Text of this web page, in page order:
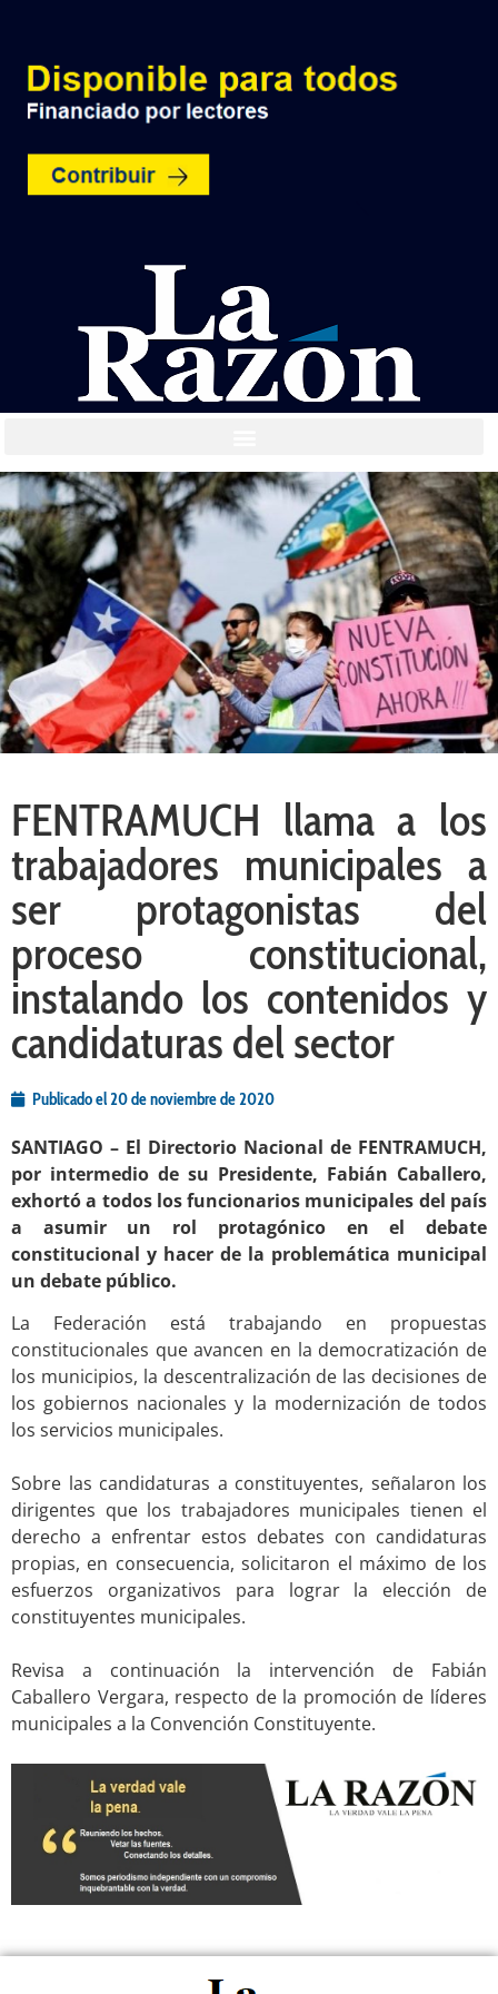
FENTRAMUCH llama a los
trabajadores municipales a
ser protagonistas del
proceso constitucional,
instalando los contenidos y
candidaturas del sector
Publicado el20 de noviembre de 2020
SANTIAGO – El Directorio Nacional de FENTRAMUCH,
por intermedio de su Presidente, Fabián Caballero,
exhortó a todos los funcionarios municipales del país
a asumir un rol protagónico en el debate
constitucional y hacer de la problemática municipal
un debate público.
La Federación está trabajando en propuestas
constitucionales que avancen en la democratización de
los municipios, la descentralización de las decisiones de
los gobiernos nacionales y la modernización de todos
los servicios municipales.
Sobre las candidaturas a constituyentes, señalaron los
dirigentes que los trabajadores municipales tienen el
derecho a enfrentar estos debates con candidaturas
propias, en consecuencia, solicitaron el máximo de los
esfuerzos organizativos para lograr la elección de
constituyentes municipales.
Revisa a continuación la intervención de Fabián
Caballero Vergara, respecto de la promoción de líderes
municipales a la Convención Constituyente.